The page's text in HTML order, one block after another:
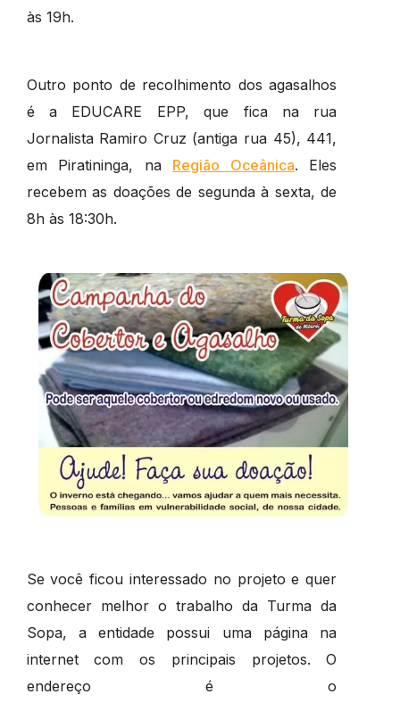
às 19h.
Outro ponto de recolhimento dos agasalhos
é a EDUCARE EPP, que fica na rua
Jornalista Ramiro Cruz (antiga rua 45), 441,
em Piratininga, na Região Oceânica. Eles
recebem as doações de segunda à sexta, de
8h às 18:30h.
Se você ficou interessado no projeto e quer
conhecer melhor o trabalho da Turma da
Sopa, a entidade possui uma página na
internet com os principais projetos. O
endereço é o